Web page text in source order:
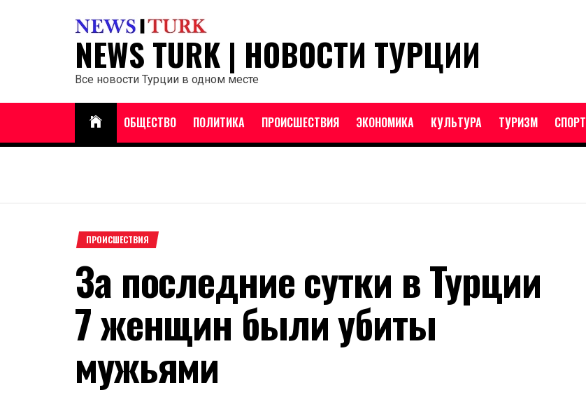
NEWS TURK | НОВОСТИ ТУРЦИИ
Все новости Турции в одном месте
ОБЩЕСТВО ПОЛИТИКА ПРОИСШЕСТВИЯ ЭКОНОМИКА КУЛЬТУРА ТУРИЗМ СПОРТ
ПРОИСШЕСТВИЯ
За последние сутки в Турции
7 женщин были убиты
мужьями